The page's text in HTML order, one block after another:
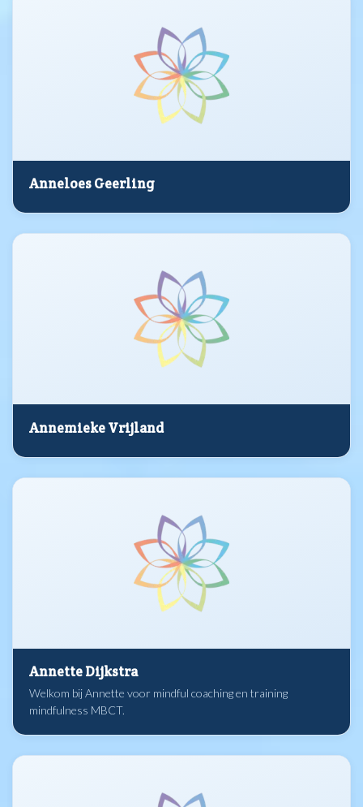
Anneloes Geerling
Annemieke Vrijland
Annette Dijkstra
Welkom bij Annette voor mindful coaching en training
mindfulness MBCT.